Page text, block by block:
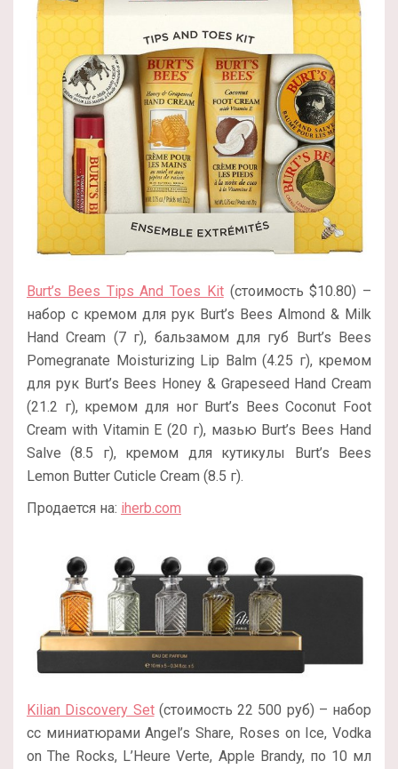
Burt’s Bees Tips And Toes Kit(стоимость $10.80) –
набор с кремом для рук Burt’s Bees Almond & Milk
Hand Cream (7 г), бальзамом для губ Burt’s Bees
Pomegranate Moisturizing Lip Balm (4.25 г), кремом
для рук Burt’s Bees Honey & Grapeseed Hand Cream
(21.2 г), кремом для ног Burt’s Bees Coconut Foot
Cream with Vitamin E (20 г), мазью Burt’s Bees Hand
Salve (8.5 г), кремом для кутикулы Burt’s Bees
Lemon Butter Cuticle Cream (8.5 г).
Продается на: iherb.com
Kilian Discovery Set(стоимость 22 500 руб) – набор
сс миниатюрами Angel’s Share, Roses on Ice, Vodka
on The Rocks, L’Heure Verte, Apple Brandy, по 10 мл